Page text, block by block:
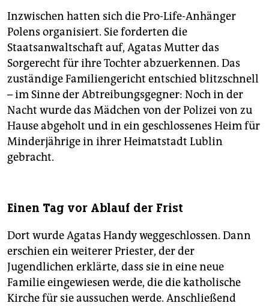
Inzwischen hatten sich die Pro-Life-Anhänger
Polens organisiert. Sie forderten die
Staatsanwaltschaft auf, Agatas Mutter das
Sorgerecht für ihre Tochter abzuerkennen. Das
zuständige Familiengericht entschied blitzschnell
– im Sinne der Abtreibungsgegner: Noch in der
Nacht wurde das Mädchen von der Polizei von zu
Hause abgeholt und in ein geschlossenes Heim für
Minderjährige in ihrer Heimatstadt Lublin
gebracht.
Einen Tag vor Ablauf der Frist
Dort wurde Agatas Handy weggeschlossen. Dann
erschien ein weiterer Priester, der der
Jugendlichen erklärte, dass sie in eine neue
Familie eingewiesen werde, die die katholische
Kirche für sie aussuchen werde. Anschließend